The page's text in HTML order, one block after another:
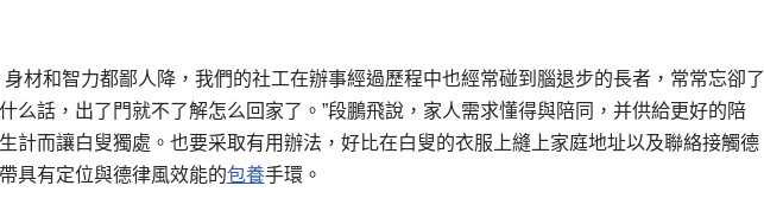
身材和智力都鄙人降，我們的社工在辦事經過歷程中也經常碰到腦退步的長者，常常忘卻了
么話，出了門就不了解怎么回家了。”段鵬飛說，家人需求懂得與陪同，并供給更好的陪
計而讓白叟獨處。也要采取有用辦法，好比在白叟的衣服上縫上家庭地址以及聯絡接觸德
具有定位與德律風效能的包養手環。